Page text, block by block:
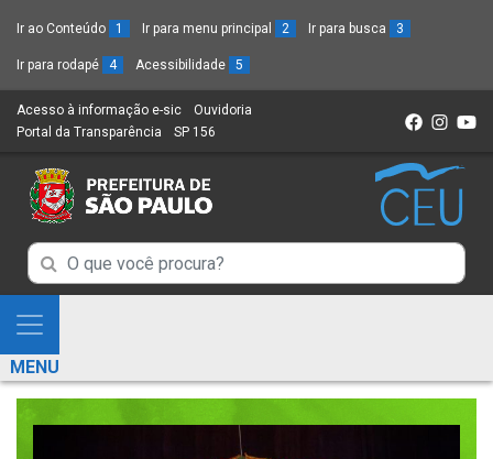
Ir ao Conteúdo 1 Ir para menu principal 2 Ir para busca 3
Ir para rodapé 4 Acessibilidade 5
Acesso à informação e-sic (Link
para
novo
sítio)
Ouvidoria
Portal da Transparência (Link
um
novo
SP 156
Campo
de
Busca
de
informações
Campo
de
de
informações
Mostra
e
Esconde
Menu
MENU